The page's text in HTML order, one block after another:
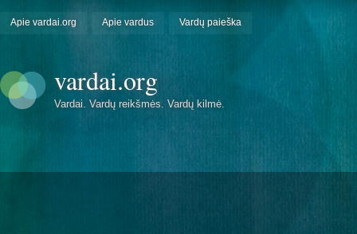
Apie vardai.org Apie vardus Vardų paieška
vardai.org
Vardai. Vardų reikšmės. Vardų kilmė.